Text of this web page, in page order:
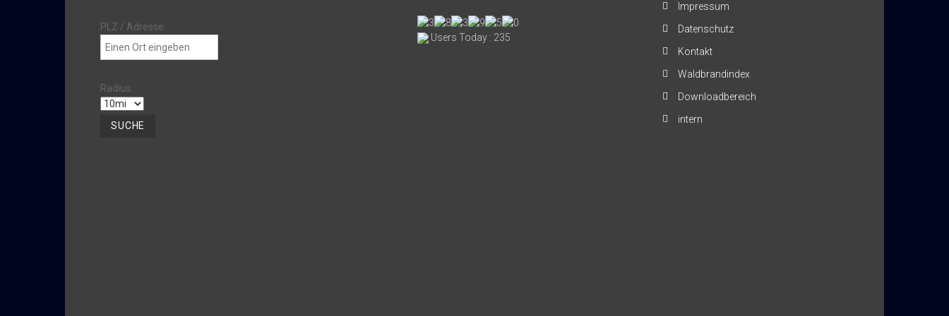
PLZ / Adresse:
Radius:
Users Today : 235
Impressum
Datenschutz
Kontakt
Waldbrandindex
Downloadbereich
intern